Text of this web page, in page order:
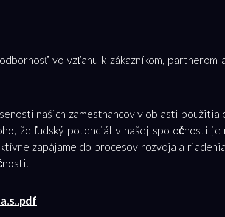
vo vzťahu k zákazníkom, partnerom
našich zamestnancov v oblasti
že ľudský potenciál v našej spoločnosti
zapájame do procesov rozvoja a